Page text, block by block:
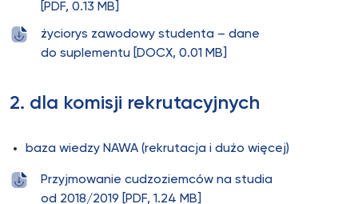
[PDF, 0.13 MB]
życiorys zawodowy studenta – dane
do suplementu [DOCX, 0.01 MB]
2. dla komisji rekrutacyjnych
baza wiedzy NAWA (rekrutacja i dużo więcej)
Przyjmowanie cudzoziemców na studia
od 2018/2019 [PDF, 1.24 MB]